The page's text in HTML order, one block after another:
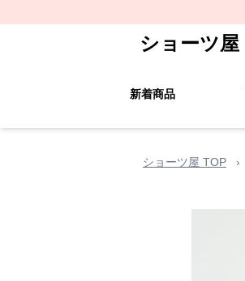
ショーツ屋
新着商品
ショーツ屋 TOP ›